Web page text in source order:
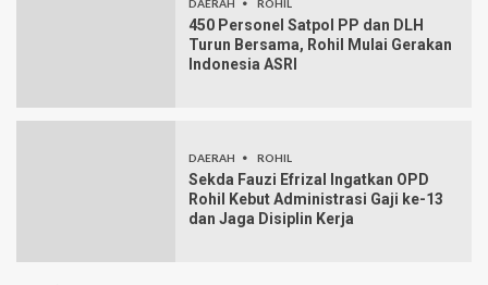
DAERAH ROHIL
450 Personel Satpol PP dan DLH
Turun Bersama, Rohil Mulai Gerakan
Indonesia ASRI
DAERAH ROHIL
Sekda Fauzi Efrizal Ingatkan OPD
Rohil Kebut Administrasi Gaji ke-13
dan Jaga Disiplin Kerja